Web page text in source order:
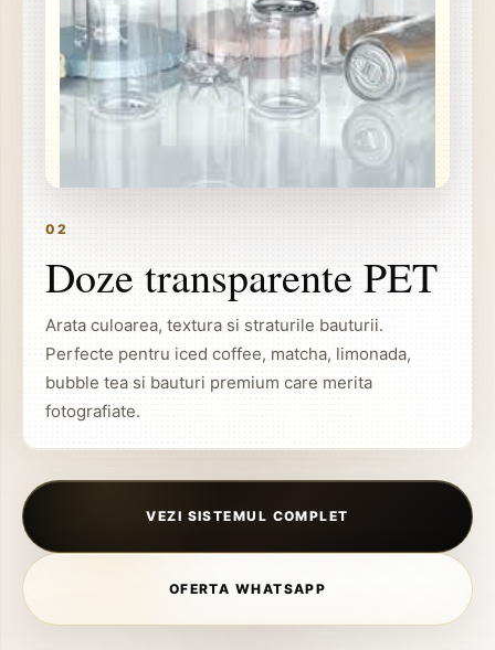
02
Doze transparente PET
Arata culoarea, textura si straturile bauturii.
Perfecte pentru iced coffee, matcha, limonada,
bubble tea si bauturi premium care merita
fotografiate.
VEZI SISTEMUL COMPLET
OFERTA WHATSAPP